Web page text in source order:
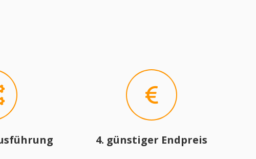
4. günstiger Endpreis